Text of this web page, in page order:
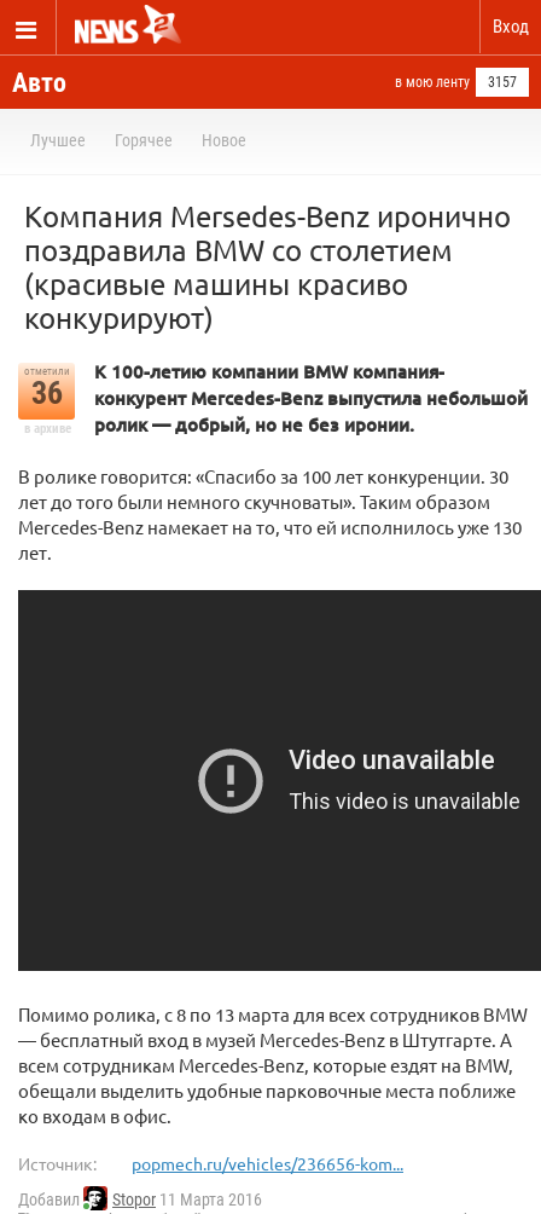
Вход
Авто в мою ленту 3157
Лучшее Горячее Новое
Компания Mersedes-Benz иронично
поздравила BMW со столетием
(красивые машины красиво
конкурируют)
отметили
36
в архиве
К 100-летию компании BMW компания-
конкурент Mercedes-Benz выпустила небольшой
ролик — добрый, но не без иронии.
В ролике говорится: «Спасибо за 100 лет конкуренции. 30
лет до того были немного скучноваты». Таким образом
Mercedes-Benz намекает на то, что ей исполнилось уже 130
лет.
Помимо ролика, с 8 по 13 марта для всех сотрудников BMW
— бесплатный вход в музей Mercedes-Benz в Штутгарте. А
всем сотрудникам Mercedes-Benz, которые ездят на BMW,
обещали выделить удобные парковочные места поближе
ко входам в офис.
Источник: popmech.ru/vehicles/236656-kom...
Добавил Stopor 11 Марта 2016